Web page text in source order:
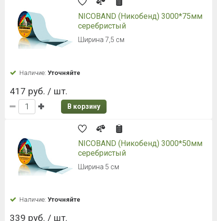
NICOBAND (Никобенд) 3000*75мм
серебристый
Ширина 7,5 см
Наличие: Уточняйте
417 руб. / шт.
В корзину
NICOBAND (Никобенд) 3000*50мм
серебристый
Ширина 5 см
Наличие: Уточняйте
339 руб. / шт.